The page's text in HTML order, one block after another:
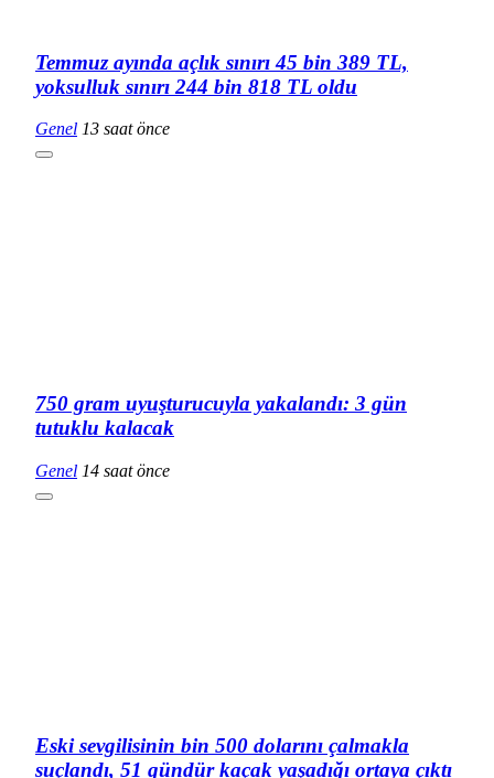
Temmuz ayında açlık sınırı 45 bin 389 TL,
yoksulluk sınırı 244 bin 818 TL oldu
Genel 13 saat önce
750 gram uyuşturucuyla yakalandı: 3 gün
tutuklu kalacak
Genel 14 saat önce
Eski sevgilisinin bin 500 dolarını çalmakla
suçlandı, 51 gündür kaçak yaşadığı ortaya çıktı